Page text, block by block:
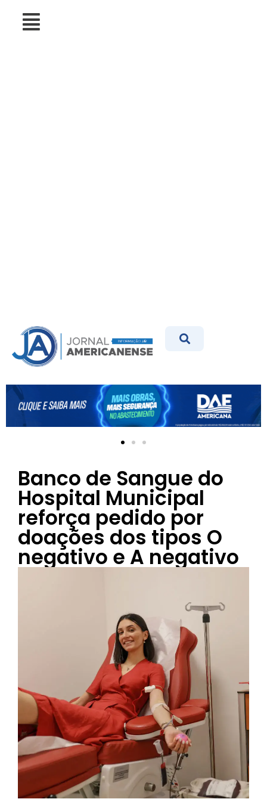
Banco de Sangue do
Hospital Municipal
reforça pedido por
doações dos tipos O
negativo e A negativo